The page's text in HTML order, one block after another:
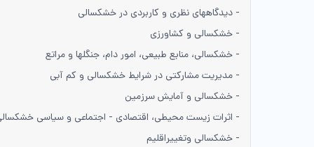
- دیدگاه­های نظری و کاربردی در خشکسالی
- خشکسالی و کشاورزی
- خشکسالی، منابع طبیعی، امور دام، جنگل­ها و مراتع
- مدیریت مشارکتی در شرایط خشکسالی و کم آبی
- خشکسالی و آمایش سرزمین
- اثرات زیست محیطی، اقتصادی - اجتماعی و سیاسی
- خشکسالی وتغییراقلیم